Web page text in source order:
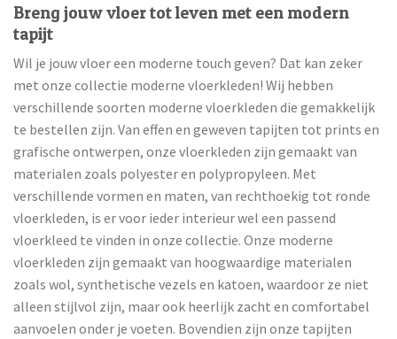
Breng jouw vloer tot leven met een modern
tapijt
Wil je jouw vloer een moderne touch geven? Dat kan zeker
met onze collectie moderne vloerkleden! Wij hebben
verschillende soorten moderne vloerkleden die gemakkelijk
te bestellen zijn. Van effen en geweven tapijten tot prints en
grafische ontwerpen, onze vloerkleden zijn gemaakt van
materialen zoals polyester en polypropyleen. Met
verschillende vormen en maten, van rechthoekig tot ronde
vloerkleden, is er voor ieder interieur wel een passend
vloerkleed te vinden in onze collectie. Onze moderne
vloerkleden zijn gemaakt van hoogwaardige materialen
zoals wol, synthetische vezels en katoen, waardoor ze niet
alleen stijlvol zijn, maar ook heerlijk zacht en comfortabel
aanvoelen onder je voeten. Bovendien zijn onze tapijten